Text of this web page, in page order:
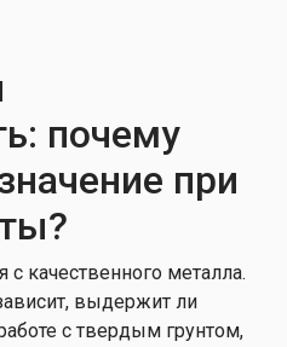
почему
при
с качественного металла.
выдержит ли
с твердым грунтом,